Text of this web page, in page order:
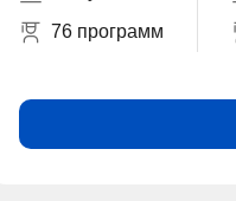
76 программ